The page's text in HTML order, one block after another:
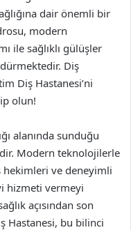
dair önemli bir
modern
ile sağlıklı gülüşler
Diş
Diş Hastanesi’ni
olun!
alanında sunduğu
Modern teknolojilerle
hekimleri ve deneyimli
hizmeti vermeyi
açısından son
Hastanesi, bu bilinci